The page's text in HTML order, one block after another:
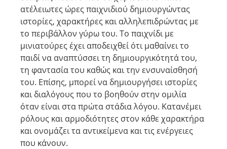
ατέλειωτες ώρες παιχνιδιού δημιουργώντας
ιστορίες, χαρακτήρες και αλληλεπιδρώντας με
το περιβάλλον γύρω του. Το παιχνίδι με
μινιατούρες έχει αποδειχθεί ότι μαθαίνει το
παιδί να αναπτύσσει τη δημιουργικότητά του,
τη φαντασία του καθώς και την ενσυναίσθησή
του. Επίσης, μπορεί να δημιουργήσει ιστορίες
και διαλόγους που το βοηθούν στην ομιλία
όταν είναι στα πρώτα στάδια λόγου. Κατανέμει
ρόλους και αρμοδιότητες στον κάθε χαρακτήρα
και ονομάζει τα αντικείμενα και τις ενέργειες
που κάνουν.